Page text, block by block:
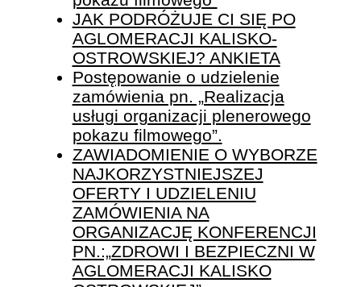
JAK PODRÓŻUJE CI SIĘ PO
AGLOMERACJI KALISKO-
OSTROWSKIEJ? ANKIETA
Postępowanie o udzielenie
zamówienia pn. „Realizacja
usługi organizacji plenerowego
pokazu filmowego”.
ZAWIADOMIENIE O WYBORZE
NAJKORZYSTNIEJSZEJ
OFERTY I UDZIELENIU
ZAMÓWIENIA NA
ORGANIZACJĘ KONFERENCJI
PN.:„ZDROWI I BEZPIECZNI W
AGLOMERACJI KALISKO